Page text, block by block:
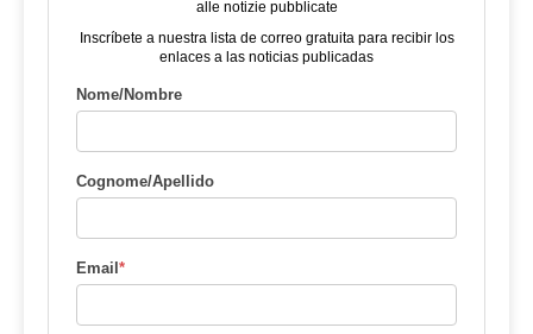
alle notizie pubblicate
Inscríbete a nuestra lista de correo gratuita para recibir los
enlaces a las noticias publicadas
Nome/Nombre
Cognome/Apellido
Email *